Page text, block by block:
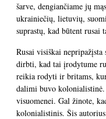
šarve, dengiančiame jų
ukrainiečių, lietuvių,
suprastų, kad būtent rusai
Rusai visiškai
dirbti, kad tai įrodytume
reikia rodyti ir britams,
dalimi buvo
visuomenei. Gal žinote,
kolonialistinis. Šis